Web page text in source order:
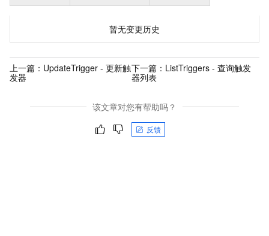
暂无变更历史
上一篇： UpdateTrigger - 更新触
发器
下一篇： ListTriggers - 查询触发
器列表
该文章对您有帮助吗？
反馈